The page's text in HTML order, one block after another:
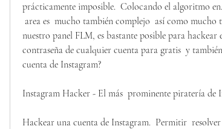
prácticamente imposible.  Colocando el algoritmo en.
nuestro panel FLM, es bastante posible para hackear
contraseña de cualquier cuenta para gratis  y
cuenta de Instagram?
Instagram Hacker - El más  prominente piratería de
Hackear una cuenta de Instagram.  Permitir